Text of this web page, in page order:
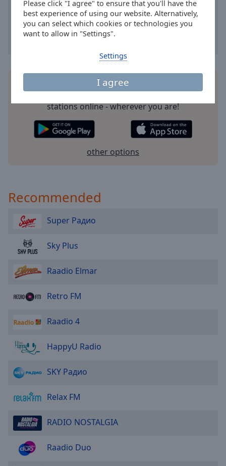
Please click "I agree" to ensure that you'll have the
best experience of using our website. Alternatively,
you can select which cookies or technologies you
want to allow in "Settings".
I agree
Settings
Background
Reset
Modal
window.
Install the free Online Radio Box
your smartphone and listen to your favorite radio
stations online - wherever you are!
other options
Recommended
Super Радио
Sky Plus
Raadio Elmar
Retro FM
Raadio 4
HappyU Radio
SKY Радио
Relax FM
RADIO NOSTALGIA
Raadio Duo